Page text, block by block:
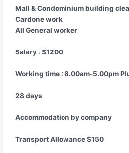
Mall & Condominium building
Cardone work
All General worker
Salary : $1200
Working time : 8.00am-5.00pm
28 days
Accommodation by company
Transport Allowance $150